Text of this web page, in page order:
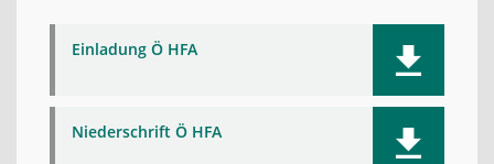
Einladung Ö HFA
Niederschrift Ö HFA